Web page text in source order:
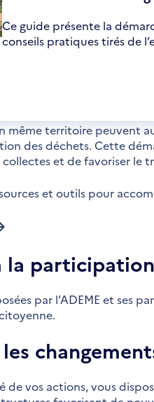
Ce guide présente la
conseils pratiques tirés de
fenêtre
même territoire peuvent
des déchets. Cette
collectes et de favoriser le
et outils pour
la
par l’ADEME et ses
de vos actions, vous